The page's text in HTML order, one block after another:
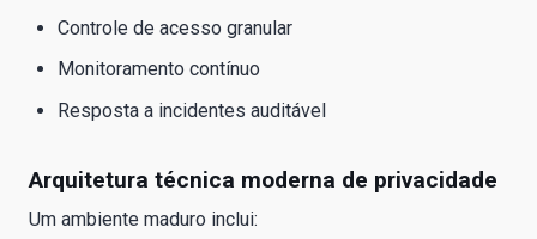
Controle de acesso granular
Monitoramento contínuo
Resposta a incidentes auditável
Arquitetura técnica moderna de privacidade
Um ambiente maduro inclui: